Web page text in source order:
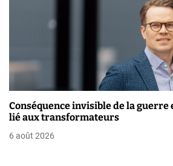
Conséquence invisible de la guerre
lié aux transformateurs
6 août 2026